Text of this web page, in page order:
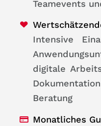
Teamevents
Intensive
digitale
Beratung
Monatliches